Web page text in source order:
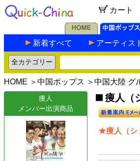
カート
新着すべて アーティス
HOME ＞ 中国ポップス ＞ 中国大陸 グ
痩人
メンバー出演商品
痩人（
★痩人（シ